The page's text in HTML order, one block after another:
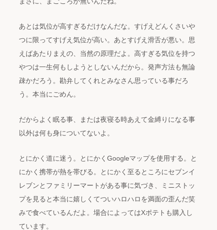
あとは気位が高すぎるだけなんだな。すげえどんくさいや
つに限ってすげえ気位が高い。あとすげえ滑舌が悪い。思
えばあたりまえの、当然の原理だよ。高すぎる気位を持つ
やつは一生何もしようとしないんだから。発声方法も無論
疎かだろう。勘弁してくれとみなさん思っている事だろ
う。本当にごめん。
だからよく眠る事、または夜寝る時あえて金縛りになる事
以外は何も身についてないよ。
とにかく道に迷う。とにかくGoogleマップを使用する。と
にかく携帯が熱を帯びる。とにかく至るところにセブンイ
レブンとファミリーマートがある事に気づき、ミニストッ
プを見ると本当に嬉しくてついハロハロを満面の歪んだ笑
みで食べているんだよ。場合によってはXポテトも購入し
ています。